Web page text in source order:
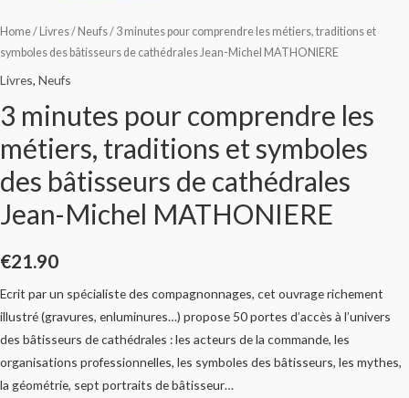
Home/ Livres/ Neufs/ 3 minutes pour comprendre les métiers, traditions et
symboles des bâtisseurs de cathédrales Jean-Michel MATHONIERE
Livres, Neufs
3 minutes pour comprendre les
métiers, traditions et symboles
des bâtisseurs de cathédrales
Jean-Michel MATHONIERE
€21.90
Ecrit par un spécialiste des compagnonnages, cet ouvrage richement
illustré (gravures, enluminures…) propose 50 portes d’accès à l’univers
des bâtisseurs de cathédrales : les acteurs de la commande, les
organisations professionnelles, les symboles des bâtisseurs, les mythes,
la géométrie, sept portraits de bâtisseur…